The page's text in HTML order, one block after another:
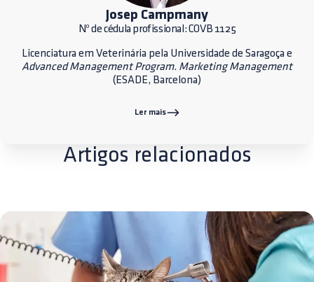
Josep Campmany
Nº de cédula profissional: COVB 1125
Licenciatura em Veterinária pela Universidade de Saragoça e
Advanced Management Program. Marketing Management
(ESADE, Barcelona)
Ler mais
Artigos relacionados